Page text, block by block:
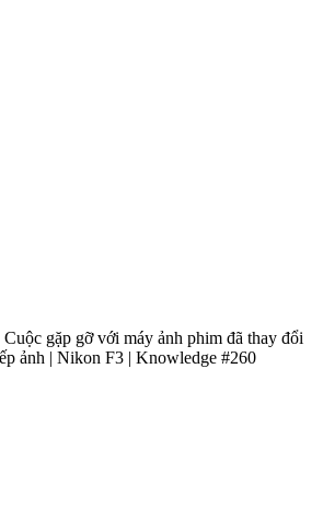
Cuộc gặp gỡ với máy ảnh phim đã thay đổi
ảnh | Nikon F3 | Knowledge #260